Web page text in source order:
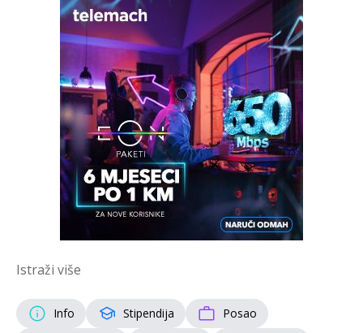
Istraži više
Info Stipendija
Posao